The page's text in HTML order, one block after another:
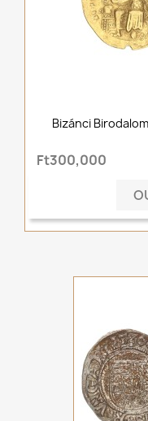
Bizánci
Ft300,000